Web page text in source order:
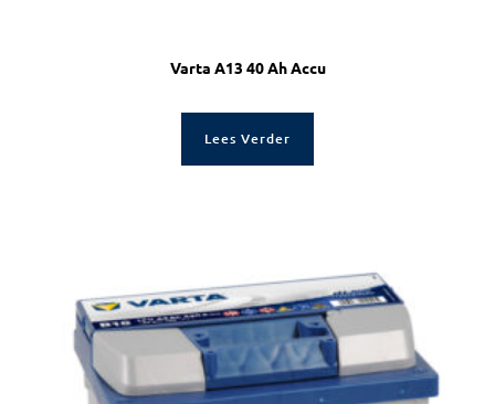
Varta A13 40 Ah Accu
Lees Verder